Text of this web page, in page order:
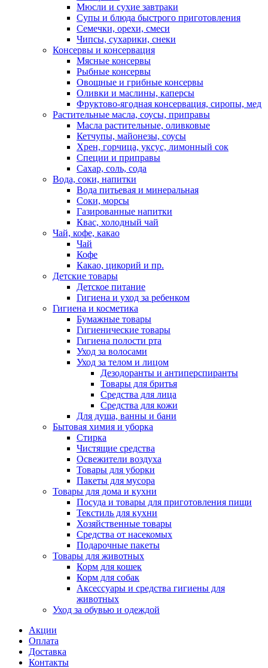
Мюсли и сухие завтраки
Супы и блюда быстрого приготовления
Семечки, орехи, смеси
Чипсы, сухарики, снеки
Консервы и консервация
Мясные консервы
Рыбные консервы
Овощные и грибные консервы
Оливки и маслины, каперсы
Фруктово-ягодная консервация, сиропы, мед
Растительные масла, соусы, приправы
Масла растительные, оливковые
Кетчупы, майонезы, соусы
Хрен, горчица, уксус, лимонный сок
Специи и приправы
Сахар, соль, сода
Вода, соки, напитки
Вода питьевая и минеральная
Соки, морсы
Газированные напитки
Квас, холодный чай
Чай, кофе, какао
Чай
Кофе
Какао, цикорий и пр.
Детские товары
Детское питание
Гигиена и уход за ребенком
Гигиена и косметика
Бумажные товары
Гигиенические товары
Гигиена полости рта
Уход за волосами
Уход за телом и лицом
Дезодоранты и антиперспиранты
Товары для бритья
Средства для лица
Средства для кожи
Для душа, ванны и бани
Бытовая химия и уборка
Стирка
Чистящие средства
Освежители воздуха
Товары для уборки
Пакеты для мусора
Товары для дома и кухни
Посуда и товары для приготовления пищи
Текстиль для кухни
Хозяйственные товары
Средства от насекомых
Подарочные пакеты
Товары для животных
Корм для кошек
Корм для собак
Аксессуары и средства гигиены для
животных
Уход за обувью и одеждой
Акции
Оплата
Доставка
Контакты